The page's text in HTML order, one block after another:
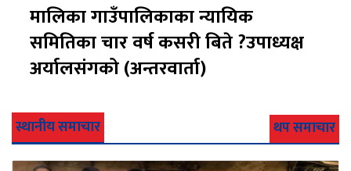
मालिका गाउँपालिकाका न्यायिक
समितिका चार वर्ष कसरी बिते ?उपाध्यक्ष
अर्यालसंंगको (अन्तरवार्ता)
स्थानीय समाचार थप समाचार